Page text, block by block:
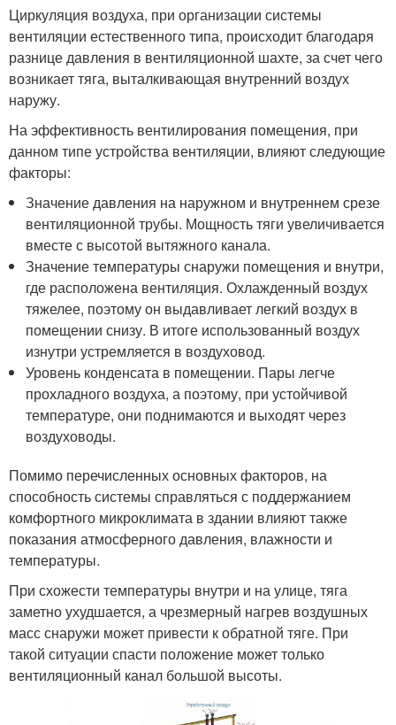
Циркуляция воздуха, при организации системы
вентиляции естественного типа, происходит благодаря
разнице давления в вентиляционной шахте, за счет чего
возникает тяга, выталкивающая внутренний воздух
наружу.
На эффективность вентилирования помещения, при
данном типе устройства вентиляции, влияют следующие
факторы:
Значение давления на наружном и внутреннем срезе
вентиляционной трубы. Мощность тяги увеличивается
вместе с высотой вытяжного канала.
Значение температуры снаружи помещения и внутри,
где расположена вентиляция. Охлажденный воздух
тяжелее, поэтому он выдавливает легкий воздух в
помещении снизу. В итоге использованный воздух
изнутри устремляется в воздуховод.
Уровень конденсата в помещении. Пары легче
прохладного воздуха, а поэтому, при устойчивой
температуре, они поднимаются и выходят через
воздуховоды.
Помимо перечисленных основных факторов, на
способность системы справляться с поддержанием
комфортного микроклимата в здании влияют также
показания атмосферного давления, влажности и
температуры.
При схожести температуры внутри и на улице, тяга
заметно ухудшается, а чрезмерный нагрев воздушных
масс снаружи может привести к обратной тяге. При
такой ситуации спасти положение может только
вентиляционный канал большой высоты.